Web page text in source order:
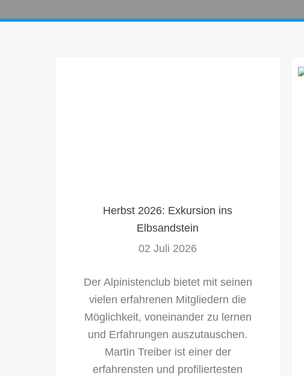
Herbst 2026: Exkursion ins
Elbsandstein
02 Juli 2026
Der Alpinistenclub bietet mit seinen
vielen erfahrenen Mitgliedern die
Möglichkeit, voneinander zu lernen
und Erfahrungen auszutauschen.
Martin Treiber ist einer der
erfahrensten und profiliertesten